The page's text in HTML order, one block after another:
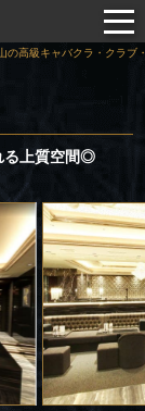
の高級キャバクラ・クラブ
る上質空間◎